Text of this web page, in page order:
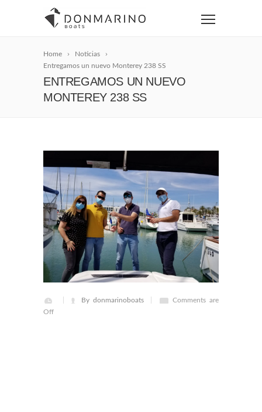
Home
Noticias
Entregamos un nuevo Monterey 238 SS
ENTREGAMOS UN NUEVO
MONTEREY 238 SS
By donmarinoboats
Comments are
Off